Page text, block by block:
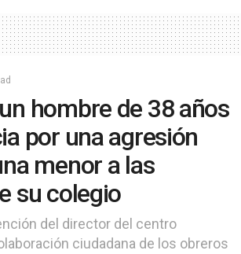
hombre de 38 años
por una agresión
menor a las
su colegio
del director del centro
ciudadana de los obreros